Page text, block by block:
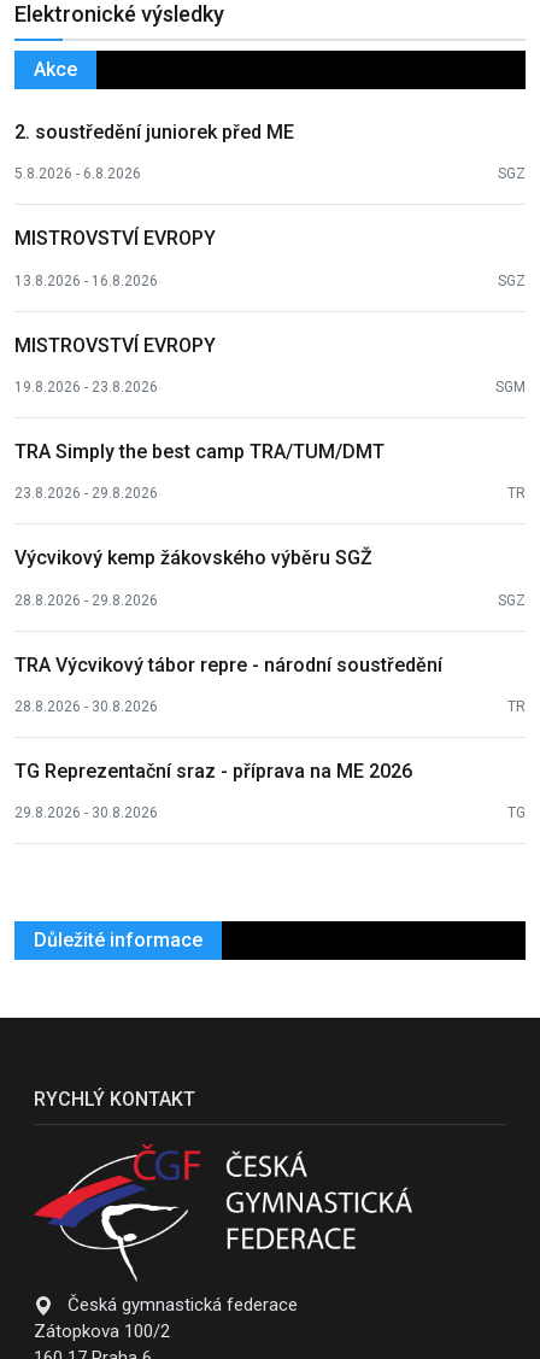
Elektronické výsledky
Akce
2. soustředění juniorek před ME
5.8.2026 - 6.8.2026 SGZ
MISTROVSTVÍ EVROPY
13.8.2026 - 16.8.2026 SGZ
MISTROVSTVÍ EVROPY
19.8.2026 - 23.8.2026 SGM
TRA Simply the best camp TRA/TUM/DMT
23.8.2026 - 29.8.2026 TR
Výcvikový kemp žákovského výběru SGŽ
28.8.2026 - 29.8.2026 SGZ
TRA Výcvikový tábor repre - národní soustředění
28.8.2026 - 30.8.2026 TR
TG Reprezentační sraz - příprava na ME 2026
29.8.2026 - 30.8.2026 TG
Důležité informace
RYCHLÝ KONTAKT
Česká gymnastická federace
Zátopkova 100/2